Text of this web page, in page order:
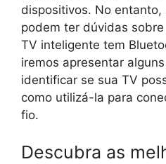
dispositivos. No entanto,
podem ter dúvidas
TV inteligente tem
iremos apresentar
identificar se sua TV
como utilizá-la para
fio.
Descubra as